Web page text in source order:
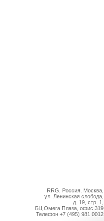
RRG, Россия, Москва,
ул. Ленинская слобода,
д. 19, стр. 1,
БЦ Омега Плаза, офис 319
Телефон +7 (495) 981 0012